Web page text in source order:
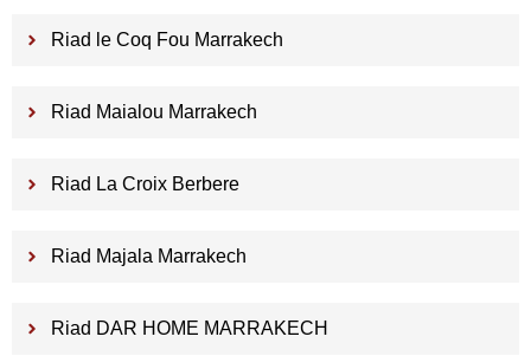
Riad le Coq Fou Marrakech
Riad Maialou Marrakech
Riad La Croix Berbere
Riad Majala Marrakech
Riad DAR HOME MARRAKECH